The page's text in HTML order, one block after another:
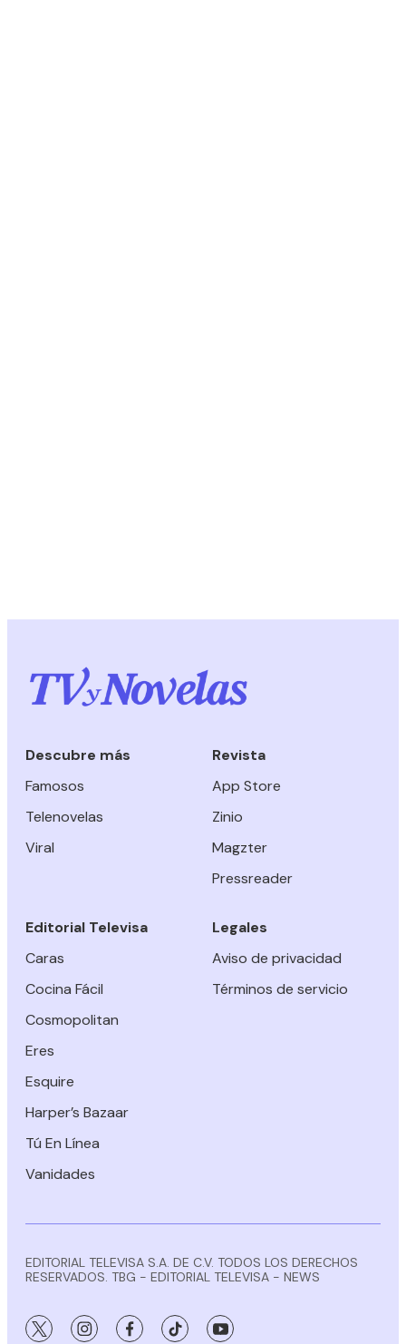
Descubre más
Famosos
Telenovelas
Viral
Revista
App Store
Zinio
Magzter
Pressreader
Editorial Televisa
Caras
Cocina Fácil
Cosmopolitan
Eres
Esquire
Harper’s Bazaar
Tú En Línea
Vanidades
Legales
Aviso de privacidad
Términos de servicio
EDITORIAL TELEVISA S.A. DE C.V. TODOS LOS DERECHOS
RESERVADOS. TBG - EDITORIAL TELEVISA - NEWS
twitter instagramfacebooktiktok youtube